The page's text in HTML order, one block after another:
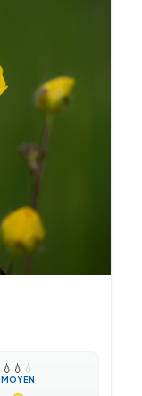
💧 💧 💧
MOYEN